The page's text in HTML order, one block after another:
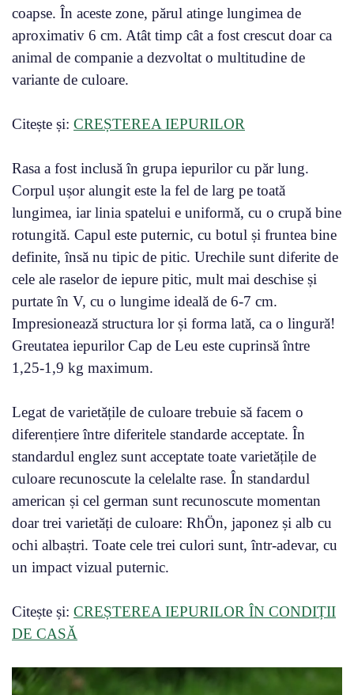
coapse. În aceste zone, părul atinge lungimea de
aproximativ 6 cm. Atât timp cât a fost crescut doar ca
animal de companie a dezvoltat o multitudine de
variante de culoare.
Citește și: CREȘTEREA IEPURILOR
Rasa a fost inclusă în grupa iepurilor cu păr lung.
Corpul ușor alungit este la fel de larg pe toată
lungimea, iar linia spatelui e uniformă, cu o crupă bine
rotungită. Capul este puternic, cu botul și fruntea bine
definite, însă nu tipic de pitic. Urechile sunt diferite de
cele ale raselor de iepure pitic, mult mai deschise și
purtate în V, cu o lungime ideală de 6-7 cm.
Impresionează structura lor și forma lată, ca o lingură!
Greutatea iepurilor Cap de Leu este cuprinsă între
1,25-1,9 kg maximum.
Legat de varietățile de culoare trebuie să facem o
diferențiere între diferitele standarde acceptate. În
standardul englez sunt acceptate toate varietățile de
culoare recunoscute la celelalte rase. În standardul
american și cel german sunt recunoscute momentan
doar trei varietăți de culoare: RhÖn, japonez și alb cu
ochi albaștri. Toate cele trei culori sunt, într-adevar, cu
un impact vizual puternic.
Citește și: CREȘTEREA IEPURILOR ÎN CONDIȚII
DE CASĂ